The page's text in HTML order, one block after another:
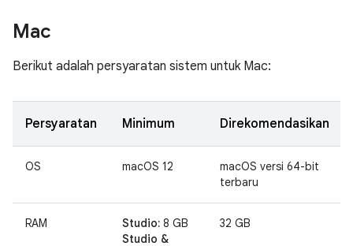
Mac
Berikut adalah persyaratan sistem untuk Mac:
Persyaratan Minimum Direkomendasikan
OS macOS 12
macOS versi 64-bit
terbaru
RAM Studio: 8 GB
Studio &
32 GB